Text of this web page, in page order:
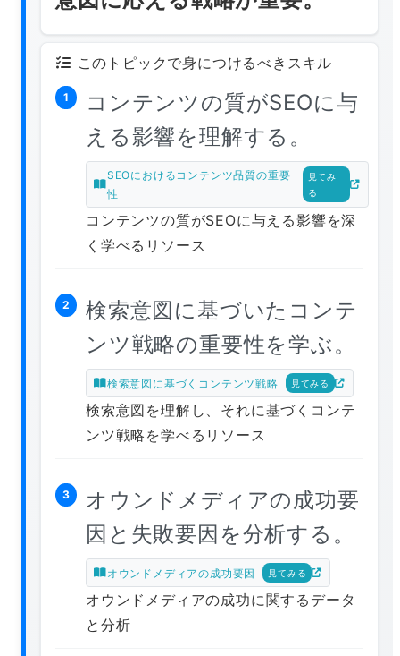
このトピックで身につけるべきスキル
1
コンテンツの質がSEOに与
える影響を理解する。
SEOにおけるコンテンツ品質の重要
性
見てみ
る
コンテンツの質がSEOに与える影響を深
く学べるリソース
2
検索意図に基づいたコンテ
ンツ戦略の重要性を学ぶ。
検索意図に基づくコンテンツ戦略 見てみる
検索意図を理解し、それに基づくコンテ
ンツ戦略を学べるリソース
3
オウンドメディアの成功要
因と失敗要因を分析する。
オウンドメディアの成功要因 見てみる
オウンドメディアの成功に関するデータ
と分析